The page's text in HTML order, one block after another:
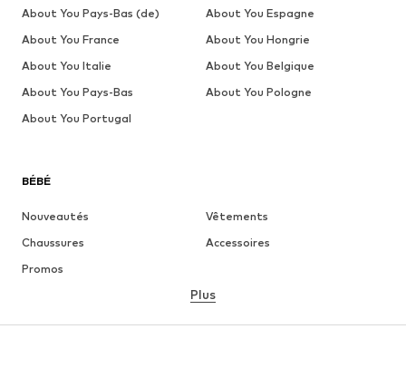
BÉBÉ
Nouveautés
Vêtements
Chaussures
Accessoires
Promos
Plus
About You Pays-Bas (de)
About You Espagne
About You France
About You Hongrie
About You Italie
About You Belgique
About You Pays-Bas
About You Pologne
About You Portugal